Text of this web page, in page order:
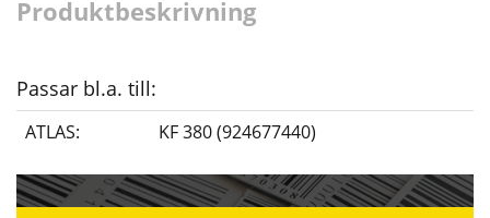
Produktbeskrivning
Passar bl.a. till:
ATLAS: KF 380 (924677440)